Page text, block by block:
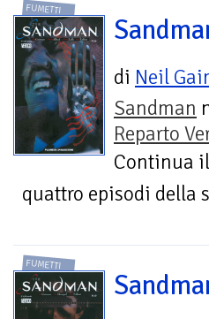
FUMETTI
di Neil
Sandman
Reparto
Continua
quattro episodi della
FUMETTI